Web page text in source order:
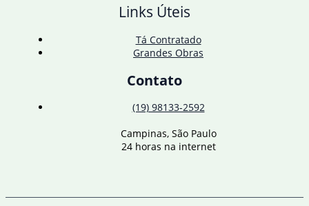
Links Úteis
Tá Contratado
Grandes Obras
Contato
(19) 98133-2592
Campinas, São Paulo
24 horas na internet